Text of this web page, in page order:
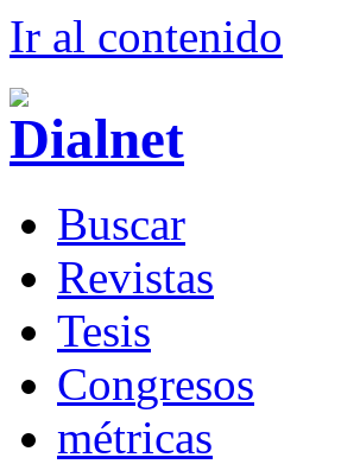
Ir al contenido
Buscar
Revistas
Tesis
Congresos
métricas